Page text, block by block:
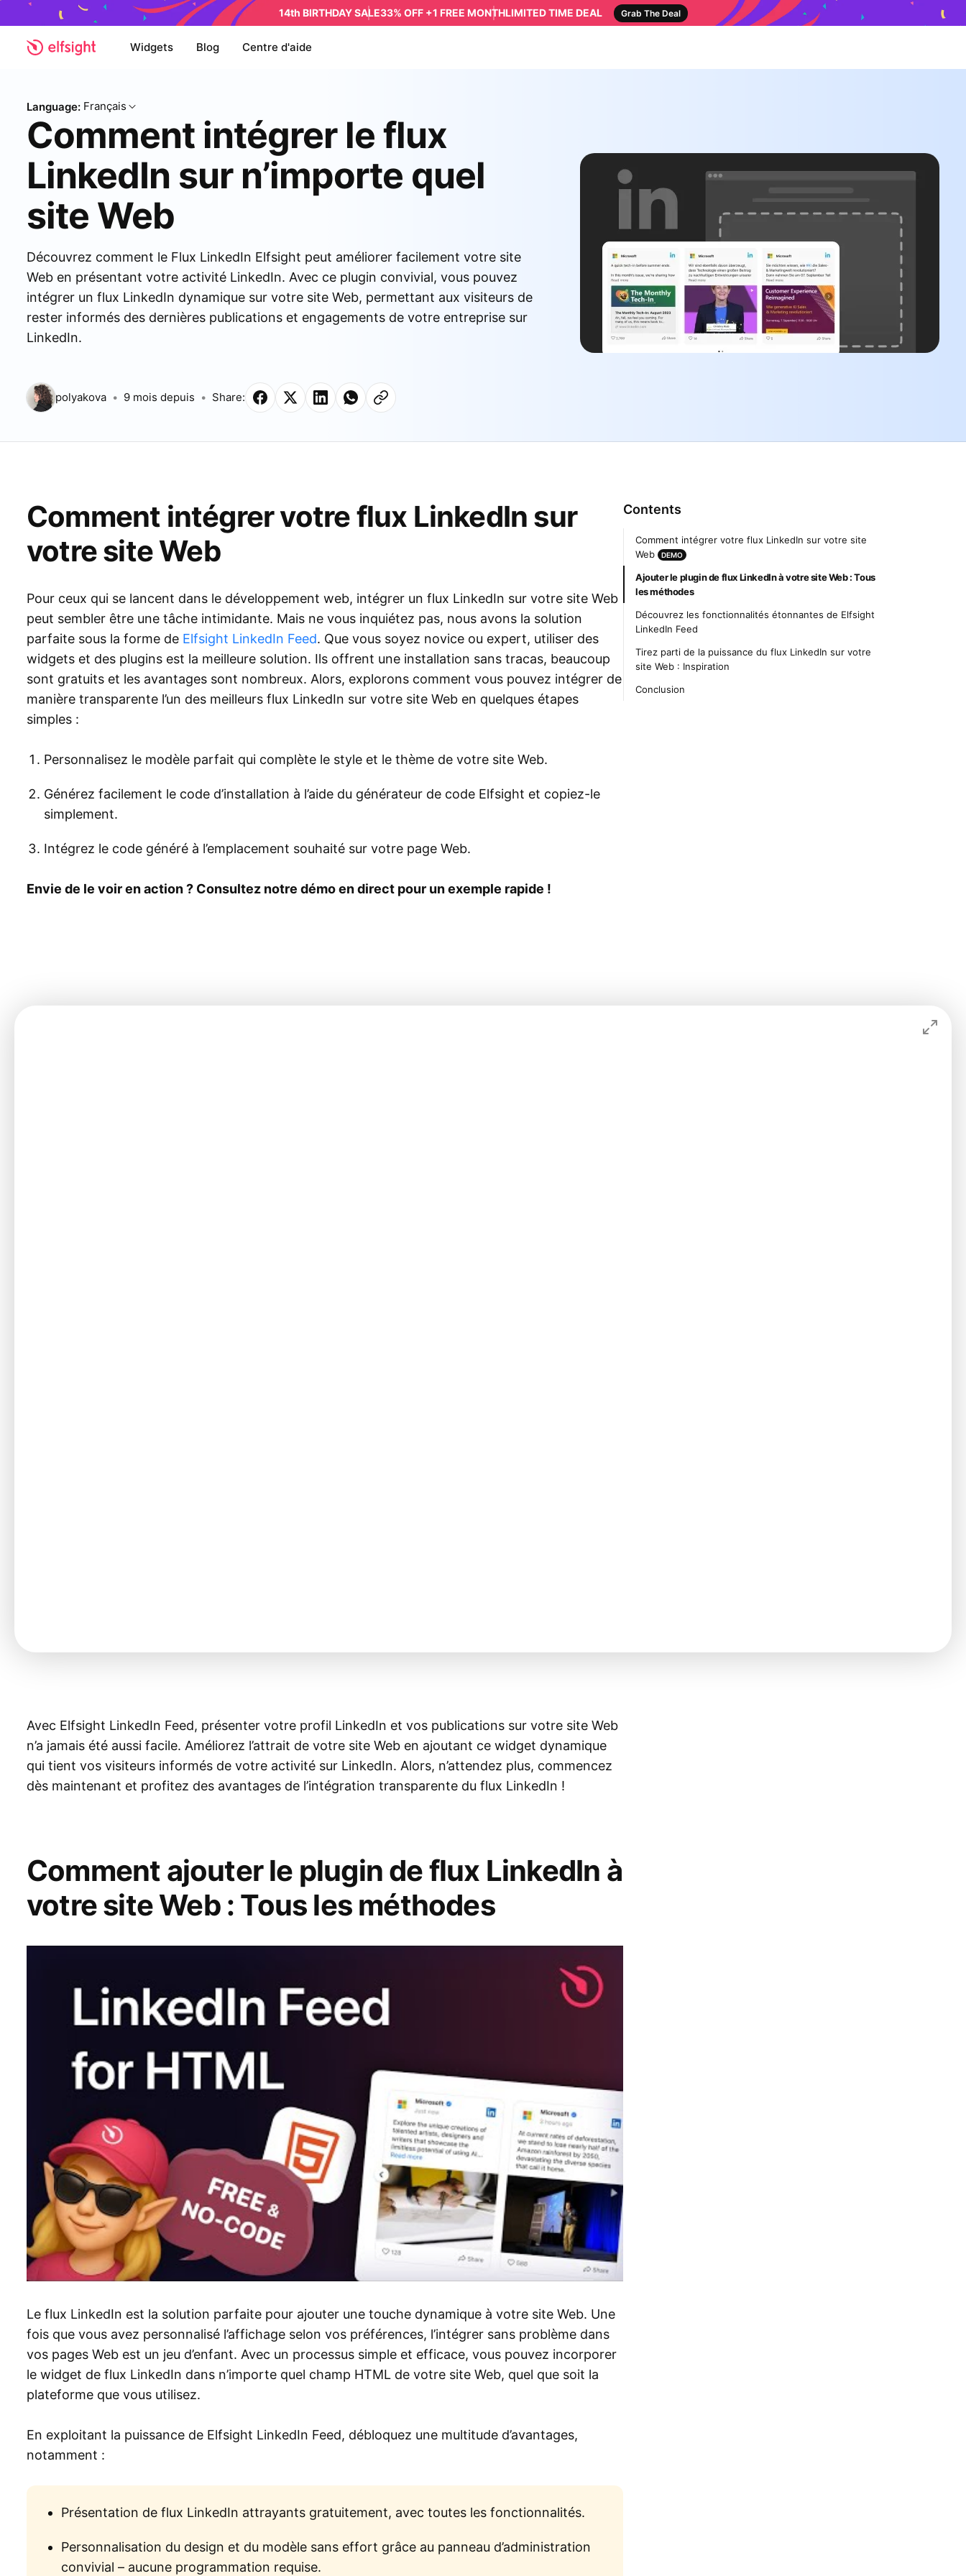
14th BIRTHDAY SALE33% OFF +1 FREE MONTHLIMITED TIME DEAL Grab The Deal
Widgets Blog Centre d'aide
Language: Français
Comment intégrer le flux
LinkedIn sur n’importe quel
site Web
Découvrez comment le Flux LinkedIn Elfsight peut améliorer facilement votre site
Web en présentant votre activité LinkedIn. Avec ce plugin convivial, vous pouvez
intégrer un flux LinkedIn dynamique sur votre site Web, permettant aux visiteurs de
rester informés des dernières publications et engagements de votre entreprise sur
LinkedIn.
polyakova 9 mois depuis Share:
Comment intégrer votre flux LinkedIn sur
votre site Web
Pour ceux qui se lancent dans le développement web, intégrer un flux LinkedIn sur votre site Web
peut sembler être une tâche intimidante. Mais ne vous inquiétez pas, nous avons la solution
parfaite sous la forme de Elfsight LinkedIn Feed. Que vous soyez novice ou expert, utiliser des
widgets et des plugins est la meilleure solution. Ils offrent une installation sans tracas, beaucoup
sont gratuits et les avantages sont nombreux. Alors, explorons comment vous pouvez intégrer de
manière transparente l’un des meilleurs flux LinkedIn sur votre site Web en quelques étapes
simples :
Personnalisez le modèle parfait qui complète le style et le thème de votre site Web.
Générez facilement le code d’installation à l’aide du générateur de code Elfsight et copiez-le
simplement.
Intégrez le code généré à l’emplacement souhaité sur votre page Web.
Envie de le voir en action ? Consultez notre démo en direct pour un exemple rapide !
Avec Elfsight LinkedIn Feed, présenter votre profil LinkedIn et vos publications sur votre site Web
n’a jamais été aussi facile. Améliorez l’attrait de votre site Web en ajoutant ce widget dynamique
qui tient vos visiteurs informés de votre activité sur LinkedIn. Alors, n’attendez plus, commencez
dès maintenant et profitez des avantages de l’intégration transparente du flux LinkedIn !
Comment ajouter le plugin de flux LinkedIn à
votre site Web : Tous les méthodes
Le flux LinkedIn est la solution parfaite pour ajouter une touche dynamique à votre site Web. Une
fois que vous avez personnalisé l’affichage selon vos préférences, l’intégrer sans problème dans
vos pages Web est un jeu d’enfant. Avec un processus simple et efficace, vous pouvez incorporer
le widget de flux LinkedIn dans n’importe quel champ HTML de votre site Web, quel que soit la
plateforme que vous utilisez.
En exploitant la puissance de Elfsight LinkedIn Feed, débloquez une multitude d’avantages,
notamment :
Présentation de flux LinkedIn attrayants gratuitement, avec toutes les fonctionnalités.
Personnalisation du design et du modèle sans effort grâce au panneau d’administration
convivial – aucune programmation requise.
Contents
Comment intégrer votre flux LinkedIn sur votre site
Web
DEMO
Ajouter le plugin de flux LinkedIn à votre site Web : Tous
les méthodes
Découvrez les fonctionnalités étonnantes de Elfsight
LinkedIn Feed
Tirez parti de la puissance du flux LinkedIn sur votre
site Web : Inspiration
Conclusion